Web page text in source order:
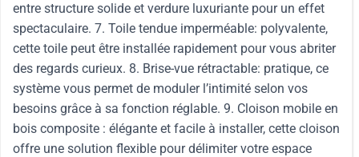
entre structure solide et verdure luxuriante pour un effet
spectaculaire. 7. Toile tendue imperméable: polyvalente,
cette toile peut être installée rapidement pour vous abriter
des regards curieux. 8. Brise-vue rétractable: pratique, ce
système vous permet de moduler l’intimité selon vos
besoins grâce à sa fonction réglable. 9. Cloison mobile en
bois composite : élégante et facile à installer, cette cloison
offre une solution flexible pour délimiter votre espace